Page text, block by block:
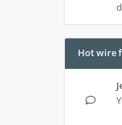
Hot wire